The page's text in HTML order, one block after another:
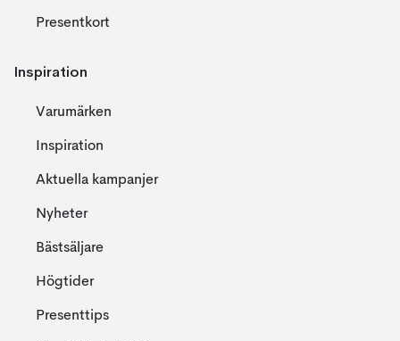
Presentkort
Inspiration
Varumärken
Inspiration
Aktuella kampanjer
Nyheter
Bästsäljare
Högtider
Presenttips